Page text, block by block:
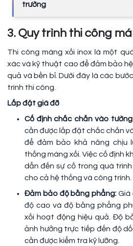
trường
3. Quy trình thi công
Thi công máng xối inox là một
xác và kỹ thuật cao để đảm bảo
quả và bền bỉ. Dưới đây là các
trình thi công.
Lắp đặt giá đỡ
Cố định chắc chắn vào
cần được lắp đặt chắc chắn
để đảm bảo khả năng chịu
thống máng xối. Việc cố định
dẫn đến sự cố trong quá
cho cả hệ thống và công trình.
Đảm bảo độ bằng phẳng: Giá
độ cao và độ bằng phẳng
xối hoạt động hiệu quả. Độ
ảnh hưởng trực tiếp đến độ
cần được kiểm tra kỹ lưỡng.